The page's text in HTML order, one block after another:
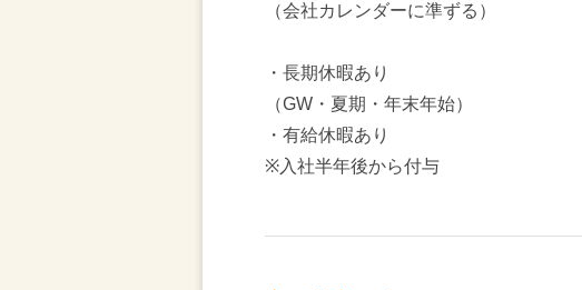
（会社カレンダーに準ずる）
・長期休暇あり
（GW・夏期・年末年始）
・有給休暇あり
※入社半年後から付与